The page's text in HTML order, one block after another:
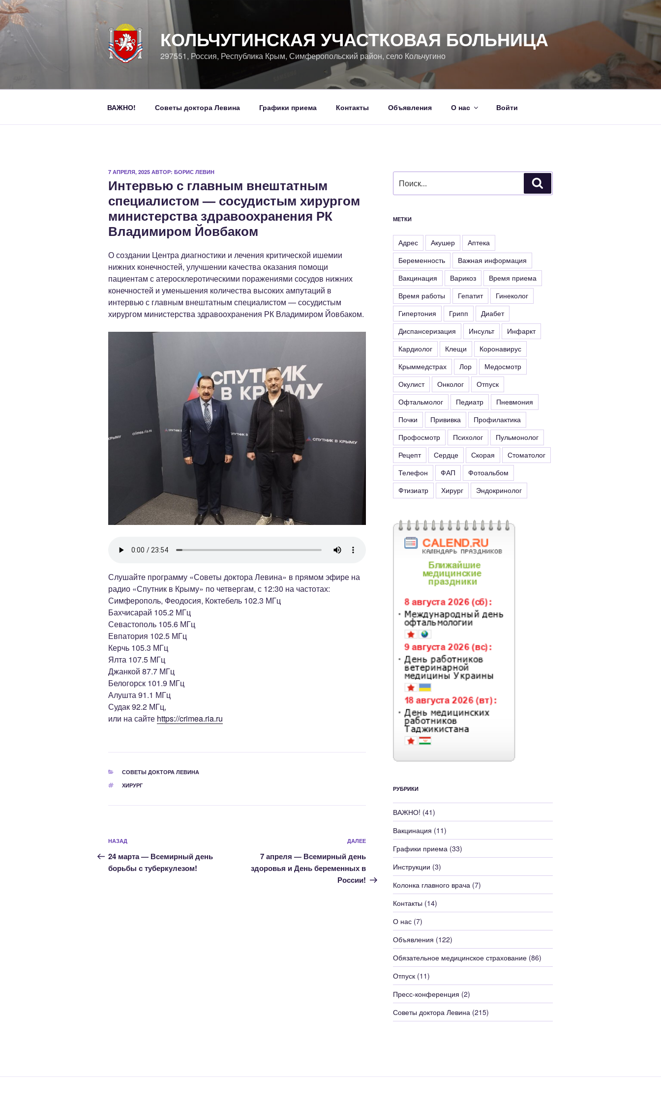
Перейти
к
содержимому
КОЛЬЧУГИНСКАЯ УЧАСТКОВАЯ БОЛЬНИЦА
297551, Россия, Республика Крым, Симферопольский район, село Кольчугино
ВАЖНО! Советы доктора Левина Графики приема Контакты Объявления О нас Войти
ОПУБЛИКОВАНО
7 АПРЕЛЯ, 2025 АВТОР: БОРИС ЛЕВИН
Интервью с главным внештатным
специалистом — сосудистым хирургом
министерства здравоохранения РК
Владимиром Йовбаком
О создании Центра диагностики и лечения критической ишемии
нижних конечностей, улучшении качества оказания помощи
пациентам с атеросклеротическими поражениями сосудов нижних
конечностей и уменьшения количества высоких ампутаций в
интервью с главным внештатным специалистом — сосудистым
хирургом министерства здравоохранения РК Владимиром Йовбаком.
Слушайте программу «Советы доктора Левина» в прямом эфире на
радио «Спутник в Крыму» по четвергам, с 12:30 на частотах:
Симферополь, Феодосия, Коктебель 102.3 МГц
Бахчисарай 105.2 МГц
Севастополь 105.6 МГц
Евпатория 102.5 МГц
Керчь 105.3 МГц
Ялта 107.5 МГц
Джанкой 87.7 МГц
Белогорск 101.9 МГц
Алушта 91.1 МГц
Судак 92.2 МГц,
или на сайте https://crimea.ria.ru
РУБРИКИ
СОВЕТЫ ДОКТОРА ЛЕВИНА
МЕТКИ
ХИРУРГ
Навигация
по
записям
Предыдущая
запись:
НАЗАД
24 марта — Всемирный день
борьбы с туберкулезом!
Следующая
ДАЛЕЕ
7 апреля — Всемирный день
здоровья и День беременных в
России!
МЕТКИ
Адрес Акушер
Аптека
Беременность
Важная информация
Вакцинация
Варикоз
Время приема
Время работы
Гепатит
Гинеколог
Гипертония
Грипп
Диабет
Диспансеризация
Инсульт
Инфаркт
Кардиолог
Клещи
Коронавирус
Крыммедстрах
Лор
Медосмотр
Окулист
Онколог
Отпуск
Офтальмолог
Педиатр
Пневмония
Почки
Прививка
Профилактика
Профосмотр
Психолог
Пульмонолог
Рецепт
Сердце Скорая
Стоматолог
Телефон
ФАП
Фотоальбом
Фтизиатр
Хирург Эндокринолог
РУБРИКИ
ВАЖНО! (41)
Вакцинация (11)
Графики приема(33)
Инструкции (3)
Колонка главного врача(7)
Контакты (14)
О нас(7)
Объявления (122)
Обязательное медицинское страхование(86)
Отпуск(11)
Пресс-конференция (2)
Советы доктора Левина(215)